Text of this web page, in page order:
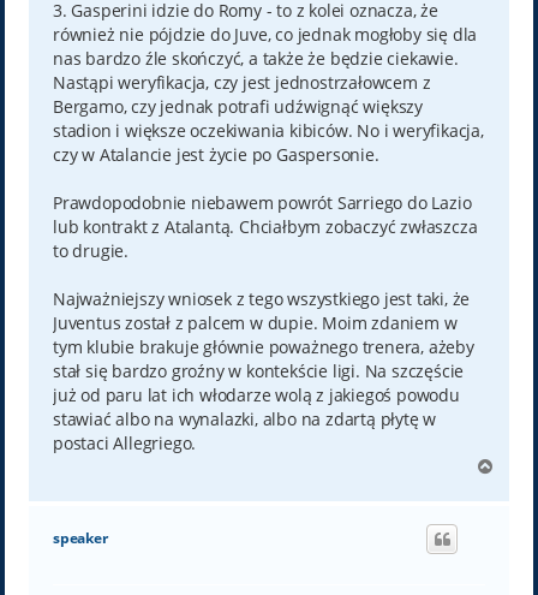
3. Gasperini idzie do Romy - to z kolei oznacza, że
również nie pójdzie do Juve, co jednak mogłoby się dla
nas bardzo źle skończyć, a także że będzie ciekawie.
Nastąpi weryfikacja, czy jest jednostrzałowcem z
Bergamo, czy jednak potrafi udźwignąć większy
stadion i większe oczekiwania kibiców. No i weryfikacja,
czy w Atalancie jest życie po Gaspersonie.
Prawdopodobnie niebawem powrót Sarriego do Lazio
lub kontrakt z Atalantą. Chciałbym zobaczyć zwłaszcza
to drugie.
Najważniejszy wniosek z tego wszystkiego jest taki, że
Juventus został z palcem w dupie. Moim zdaniem w
tym klubie brakuje głównie poważnego trenera, ażeby
stał się bardzo groźny w kontekście ligi. Na szczęście
już od paru lat ich włodarze wolą z jakiegoś powodu
stawiać albo na wynalazki, albo na zdartą płytę w
postaci Allegriego.
g
speaker